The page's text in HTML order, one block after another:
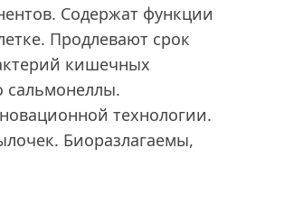
Содержат функции
Продлевают срок
кишечных
технологии.
Биоразлагаемы,